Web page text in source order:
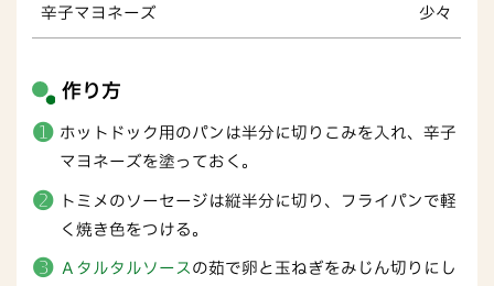
辛子マヨネーズ 少々
作り方
ホットドック用のパンは半分に切りこみを入れ、辛子
マヨネーズを塗っておく。
トミメのソーセージは縦半分に切り、フライパンで軽
く焼き色をつける。
Ａタルタルソースの茹で卵と玉ねぎをみじん切りにし